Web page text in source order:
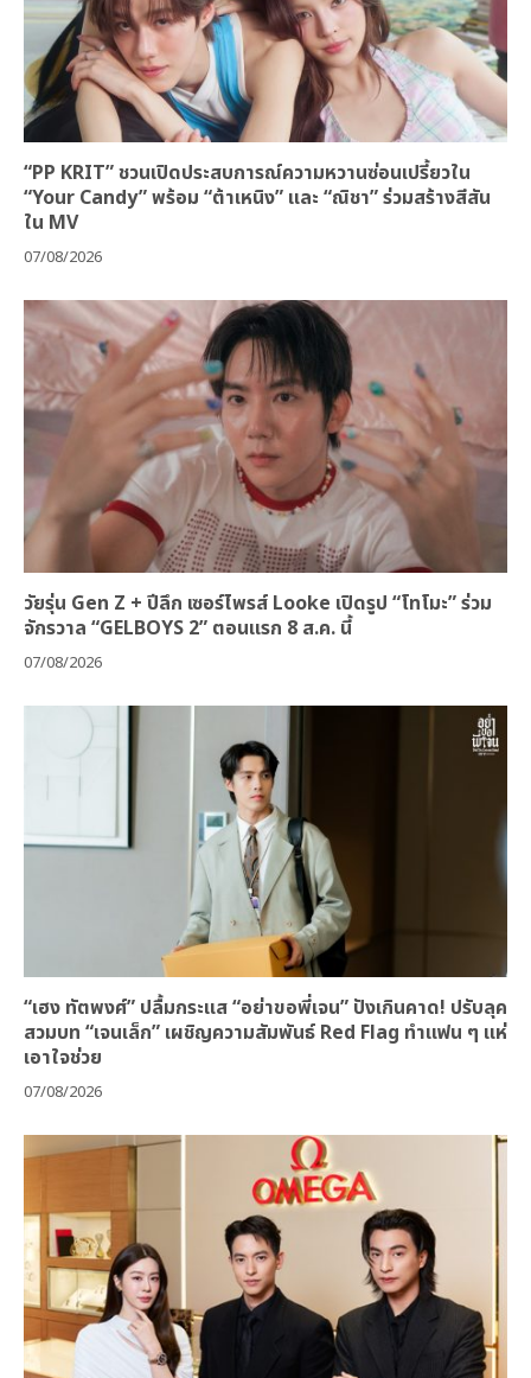
“PP KRIT” ชวนเปิดประสบการณ์ความหวานซ่อนเปรี้ยวใน
“Your Candy” พร้อม “ต้าเหนิง” และ “ณิชา” ร่วมสร้างสีสัน
ใน MV
07/08/2026
วัยรุ่น Gen Z + ปีลึก เซอร์ไพรส์ Looke เปิดรูป “โทโมะ” ร่วม
จักรวาล “GELBOYS 2” ตอนแรก 8 ส.ค. นี้
07/08/2026
“เฮง ทัตพงศ์” ปลื้มกระแส “อย่าขอพี่เจน” ปังเกินคาด! ปรับลุค
สวมบท “เจนเล็ก” เผชิญความสัมพันธ์ Red Flag ทำแฟน ๆ แห่
เอาใจช่วย
07/08/2026